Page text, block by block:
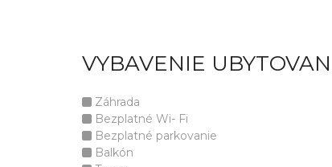
VYBAVENIE
Záhrada
Bezplatné Wi- Fi
Bezplatné parkovanie
Balkón